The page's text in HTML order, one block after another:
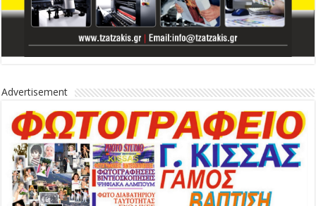
Advertisement